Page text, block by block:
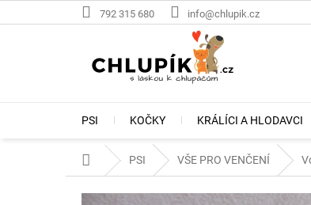
na
792 315 680 info@chlupik.cz
PSI KOČKY KRÁLÍCI A HLODAVCI
Domů PSI VŠE PRO VENČENÍ